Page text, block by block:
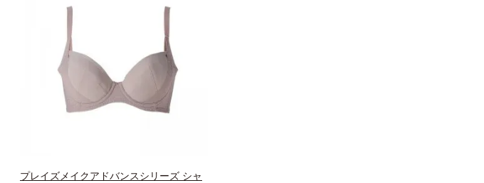
プレイズメイクアドバンスシリーズ シャ